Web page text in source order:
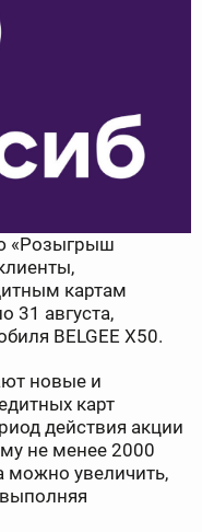
«Розыгрыш
картам
31 августа,
BELGЕE X50.
новые и
карт
действия акции
не менее 2000
можно увеличить,